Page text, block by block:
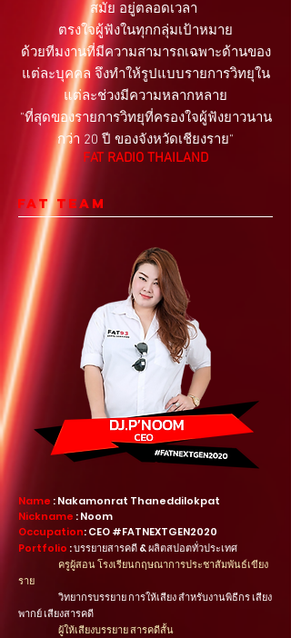
สมัย อยู่ตลอดเวลา
ตรงใจผู้ฟังในทุกกลุ่มเป้าหมาย
ด้วยทีมงานที่มีความสามารถเฉพาะด้านของ
แต่ละบุคคล จึงทำให้รูปแบบรายการวิทยุใน
แต่ละช่วงมีความหลากหลาย
"ที่สุดของรายการวิทยุที่ครองใจผู้ฟังยาวนาน
กว่า 20 ปี ของจังหวัดเชียงราย"
FAT RADIO THAILAND
FAT TEAM
Name : Nakamonrat Thaneddilokpat
Nickname : Noom
Occupation: CEO #FATNEXTGEN2020
Portfolio : บรรยายสารคดี & ผลิตสปอตทั่วประเทศ
ครูผู้สอน โรงเรียนกฤษณาการประชาสัมพันธ์เขียง
ราย
วิทยากรบรรยาย การให้เสียง สำหรับงานพิธีกร เสียง
พากย์ เสียงสารคดี
ผู้ให้เสียงบรรยาย สารคดีสั้น